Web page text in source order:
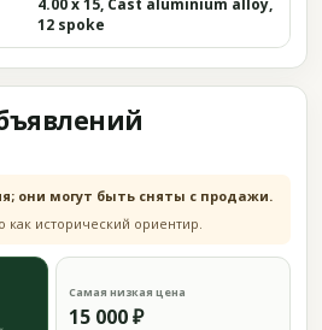
4.00 x 15, Cast aluminium alloy,
12 spoke
они могут быть сняты с продажи.
как исторический ориентир.
Самая низкая цена
15 000 ₽